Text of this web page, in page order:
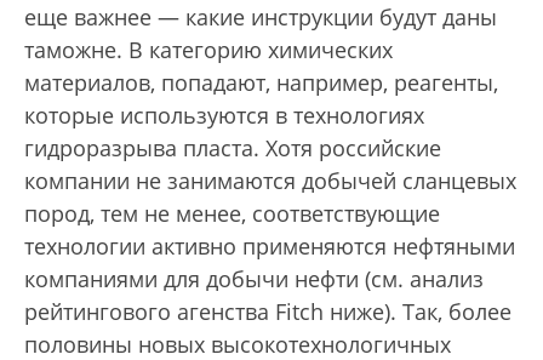
еще важнее — какие инструкции будут даны
таможне. В категорию химических
материалов, попадают, например, реагенты,
которые используются в технологиях
гидроразрыва пласта. Хотя российские
компании не занимаются добычей сланцевых
пород, тем не менее, соответствующие
технологии активно применяются нефтяными
компаниями для добычи нефти (см. анализ
рейтингового агенства Fitch ниже). Так, более
половины новых высокотехнологичных